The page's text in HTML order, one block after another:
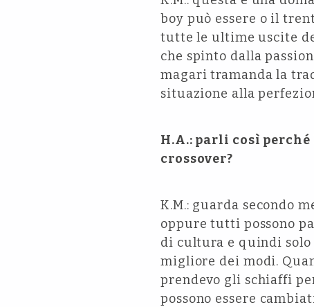
boy può essere o il
tutte le ultime uscite
che spinto dalla
magari tramanda la
situazione alla
H.A.: parli così
crossover?
K.M.: guarda secondo
oppure tutti possono
di cultura e quindi solo
migliore dei modi.
prendevo gli schiaffi
possono essere